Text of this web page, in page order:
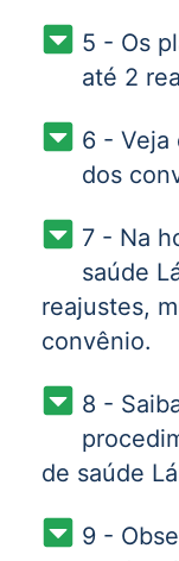
5 - Os
até 2
6 - Veja
dos
7 - Na
saúde
reajustes,
convênio.
8 -
de saúde
9 -